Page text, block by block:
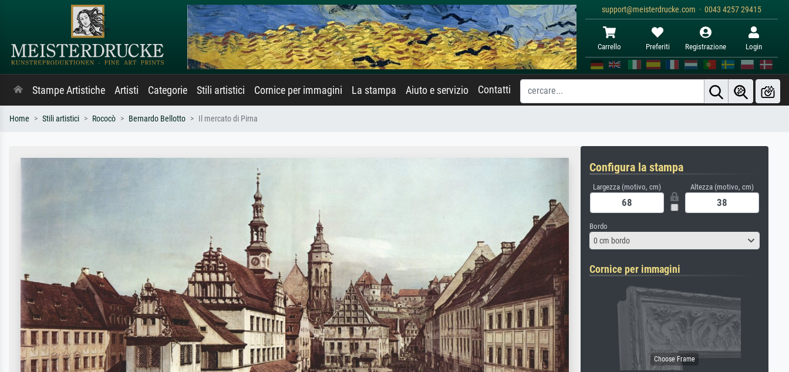
support@meisterdrucke.com · 0043 4257 29415
Carrello Preferiti Registrazione Login
Stampe Artistiche Artisti Categorie Stili artistici Cornice per immagini La stampa Aiuto e servizio Contatti
Home Stili artistici Rococò Bernardo Bellotto Il mercato di Pirna
Configura la stampa
Largezza (motivo, cm) Altezza (motivo, cm)
Bordo
0 cm bordo
Cornice per immagini